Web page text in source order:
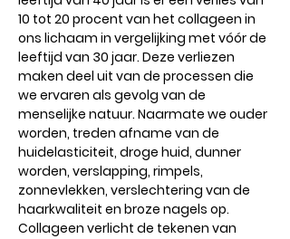
10 tot 20 procent van het collageen in
ons lichaam in vergelijking met vóór de
leeftijd van 30 jaar. Deze verliezen
maken deel uit van de processen die
we ervaren als gevolg van de
menselijke natuur. Naarmate we ouder
worden, treden afname van de
huidelasticiteit, droge huid, dunner
worden, verslapping, rimpels,
zonnevlekken, verslechtering van de
haarkwaliteit en broze nagels op.
Collageen verlicht de tekenen van